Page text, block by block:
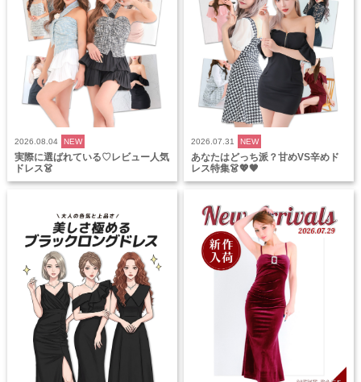
2026.08.04 NEW
実際に選ばれている♡レビュー人気
ドレス👗
2026.07.31 NEW
あなたはどっち派？甘めVS辛めド
レス特集👗💖🖤